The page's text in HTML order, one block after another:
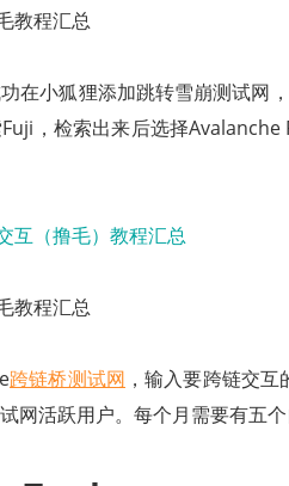
教程汇总
在小狐狸添加跳转雪崩测试网
，检索出来后选择
教程汇总
跨链桥测试网 ，输入要跨链交
网活跃用户。每个月需要有五个